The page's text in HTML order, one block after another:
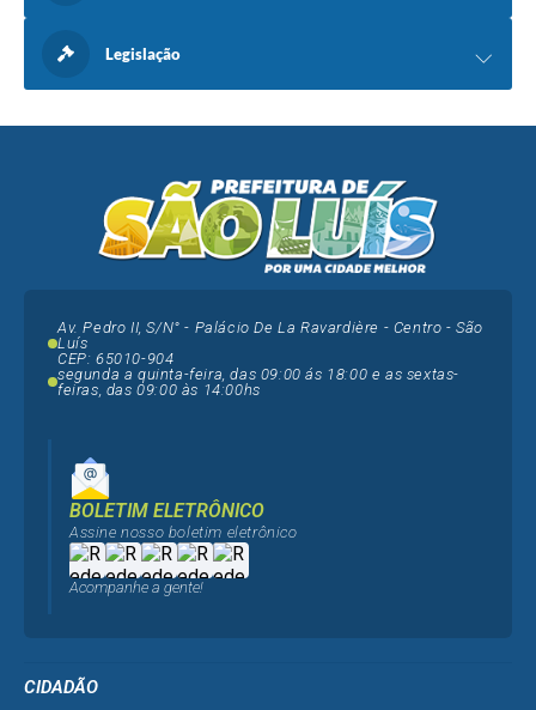
Legislação
CIDADÃO
Av. Pedro II, S/N° - Palácio De La Ravardière - Centro - São
Luís
CEP: 65010-904
segunda a quinta-feira, das 09:00 ás 18:00 e as sextas-
feiras, das 09:00 às 14:00hs
BOLETIM ELETRÔNICO
Assine nosso boletim eletrônico
Acompanhe a gente!